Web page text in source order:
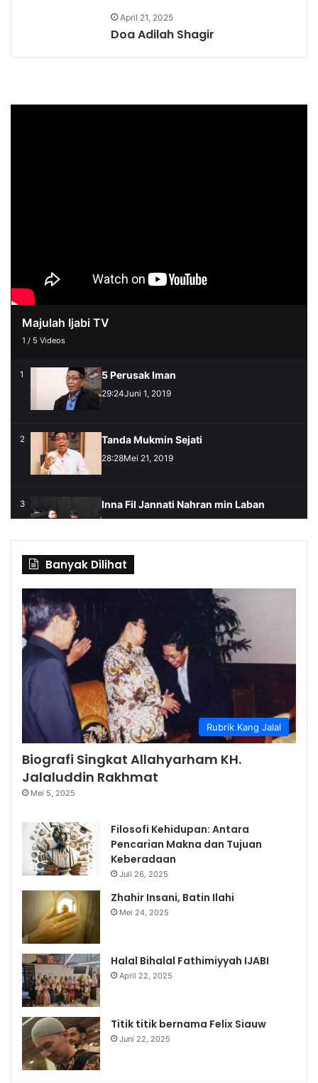
April 21, 2025
Doa Adilah Shagir
Majulah Ijabi TV
1 / 5 Videos
1 5 Perusak Iman
29:24Juni 1, 2019
2 Tanda Mukmin Sejati
28:28Mei 21, 2019
3 Inna Fil Jannati Nahran min Laban
Seburuk-Buruk Manusia & Yang Masuk
5
Tasannun dan Tasyayyu' Bertemu dalam
Tasawuf | Dr. Haidar Bagir
13:23Juli 3, 2022
Banyak Dilihat
Rubrik Kang Jalal
Biografi Singkat Allahyarham KH.
Jalaluddin Rakhmat
Mei 5, 2025
Filosofi Kehidupan: Antara
Pencarian Makna dan Tujuan
Keberadaan
Juli 26, 2025
Zhahir Insani, Batin Ilahi
Mei 24, 2025
Halal Bihalal Fathimiyyah IJABI
April 22, 2025
Titik titik bernama Felix Siauw
Juni 22, 2025